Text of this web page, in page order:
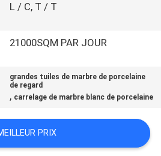
L / C, T / T
21000SQM PAR JOUR
grandes tuiles de marbre de porcelaine
de regard
, carrelage de marbre blanc de porcelaine
PRIX